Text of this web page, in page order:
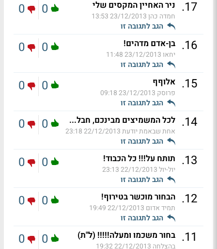
17
. ניר האחיין המקסים שלי
חמדה כהן23/12/2013 13:53
הגב לתגובה זו
0
0
16
. בן-אדם מדהים!
יחאו23/12/2013 11:48
הגב לתגובה זו
0
0
15
. אלוףף
פרוסק 23/12/2013 09:18
הגב לתגובה זו
0
0
14
. לכל המשמיצים מבינכם, חבל...
אחת שבאמת יודעת22/12/2013 23:18
הגב לתגובה זו
0
0
13
. תותח על!!! כל הכבוד!
יול-יול22/12/2013 23:13
הגב לתגובה זו
0
0
12
. הבחור מוכשר בטירוף!
תמיד אדום 22/12/2013 19:49
הגב לתגובה זו
0
0
11
. בחור משכמו ומעלה!!!!! (ל"ת)
בהצלחה 22/12/2013 19:32
0
0